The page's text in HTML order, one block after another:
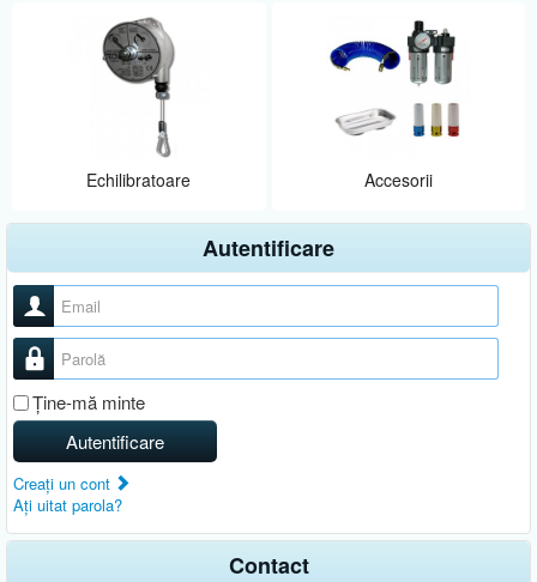
Echilibratoare Accesorii
Autentificare
Nume utilizator
Parolă
Ţine-mă minte
Autentificare
Creaţi un cont
Aţi uitat parola?
Contact